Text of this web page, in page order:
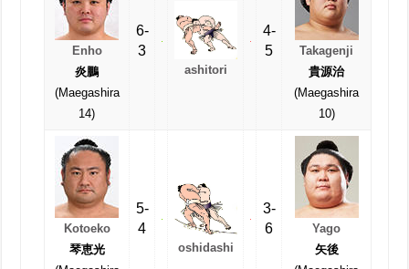
Enho
炎鵬
(Maegashira
14)
6-
3
ashitori
4-
5
Takagenji
貴源治
(Maegashira
10)
Kotoeko
琴恵光
5-
4
oshidashi
3-
6
Yago
矢後